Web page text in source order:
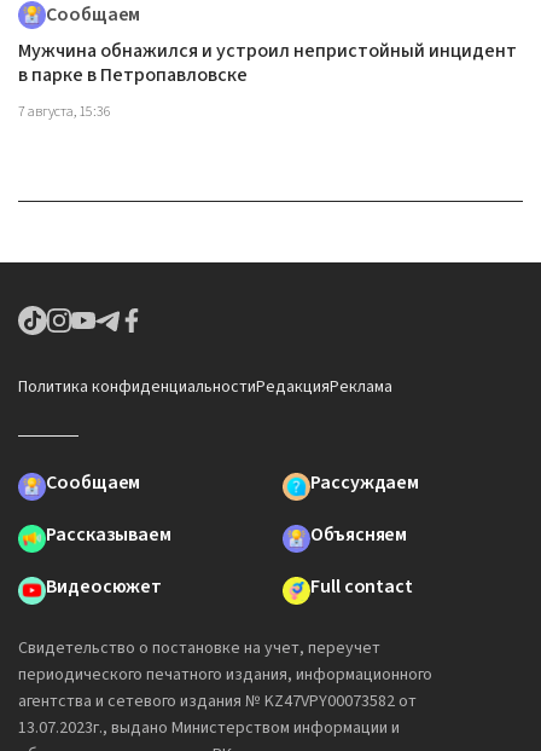
Сообщаем
Мужчина обнажился и устроил непристойный инцидент
в парке в Петропавловске
7 августа, 15:36
Политика конфиденциальностиРедакцияРеклама
Сообщаем
Рассуждаем
Рассказываем
Объясняем
Видеосюжет
Full contact
Свидетельство о постановке на учет, переучет
периодического печатного издания, информационного
агентства и сетевого издания № KZ47VPY00073582 от
13.07.2023г., выдано Министерством информации и